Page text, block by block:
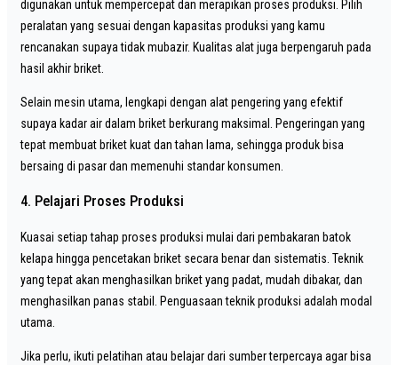
digunakan untuk mempercepat dan merapikan proses produksi. Pilih
peralatan yang sesuai dengan kapasitas produksi yang kamu
rencanakan supaya tidak mubazir. Kualitas alat juga berpengaruh pada
hasil akhir briket.
Selain mesin utama, lengkapi dengan alat pengering yang efektif
supaya kadar air dalam briket berkurang maksimal. Pengeringan yang
tepat membuat briket kuat dan tahan lama, sehingga produk bisa
bersaing di pasar dan memenuhi standar konsumen.
4. Pelajari Proses Produksi
Kuasai setiap tahap proses produksi mulai dari pembakaran batok
kelapa hingga pencetakan briket secara benar dan sistematis. Teknik
yang tepat akan menghasilkan briket yang padat, mudah dibakar, dan
menghasilkan panas stabil. Penguasaan teknik produksi adalah modal
utama.
Jika perlu, ikuti pelatihan atau belajar dari sumber terpercaya agar bisa